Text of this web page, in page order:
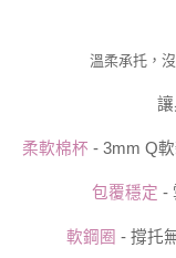
溫柔承托，
柔軟棉杯 - 3mm Q
包覆穩定 -
軟鋼圈 - 撐托